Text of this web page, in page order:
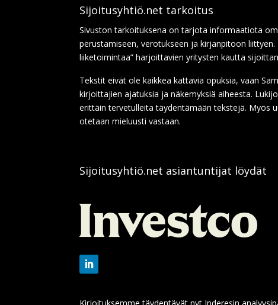
Sijoitusyhtiö.net tarkoitus
Sivuston tarkoituksena on tarjota informaatiota
perustamiseen, verotukseen ja kirjanpitoon liittyen.
liiketoimintaa” harjoittavien yritysten kautta
Tekstit eivät ole kaikkea kattavia opuksia, vaan
kirjoittajien ajatuksia ja näkemyksiä aiheesta.
erittäin tervetulleita täydentämään tekstejä. Myös
otetaan mieluusti vastaan.
Sijoitusyhtiö.net asiantuntijat löydät